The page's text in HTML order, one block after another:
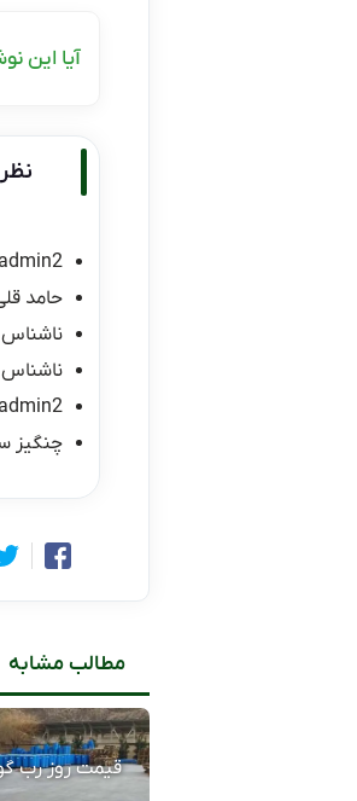
آیا این
admin2
حامد
ناشناس
ناشناس
admin2
چنگیز
مطالب مشابه
قیمت روز رب